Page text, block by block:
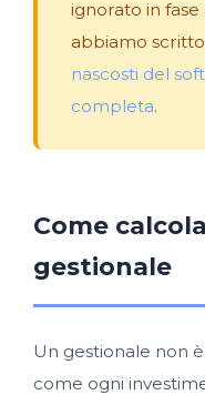
ignorato in
abbiamo
nascosti del
completa.
Come
gestionale
Un gestionale non
come ogni